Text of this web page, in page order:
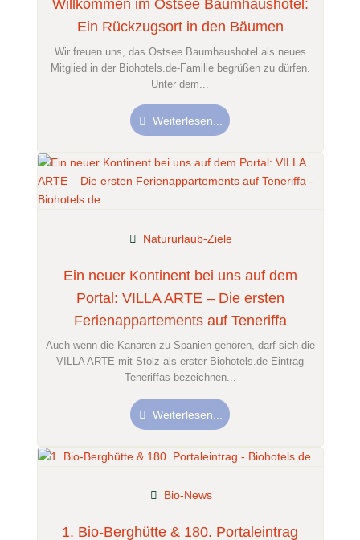
Willkommen im Ostsee Baumhaushotel:
Ein Rückzugsort in den Bäumen
Wir freuen uns, das Ostsee Baumhaushotel als neues
Mitglied in der Biohotels.de-Familie begrüßen zu dürfen.
Unter dem...
Weiterlesen...
Ein neuer Kontinent bei uns auf dem
Portal: VILLA ARTE – Die ersten
Ferienappartements auf Teneriffa
Natururlaub-Ziele
Auch wenn die Kanaren zu Spanien gehören, darf sich die
VILLA ARTE mit Stolz als erster Biohotels.de Eintrag
Teneriffas bezeichnen...
Weiterlesen...
1. Bio-Berghütte & 180. Portaleintrag
Bio-News